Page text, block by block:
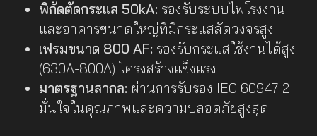
พิกัดตัดกระแส 50kA: รองรับระบบไฟโรงงาน
และอาคารขนาดใหญ่ที่มีกระแสลัดวงจรสูง
เฟรมขนาด 800 AF: รองรับกระแสใช้งานได้สูง
(630A-800A) โครงสร้างแข็งแรง
มาตรฐานสากล: ผ่านการรับรอง IEC 60947-2
มั่นใจในคุณภาพและความปลอดภัยสูงสุด